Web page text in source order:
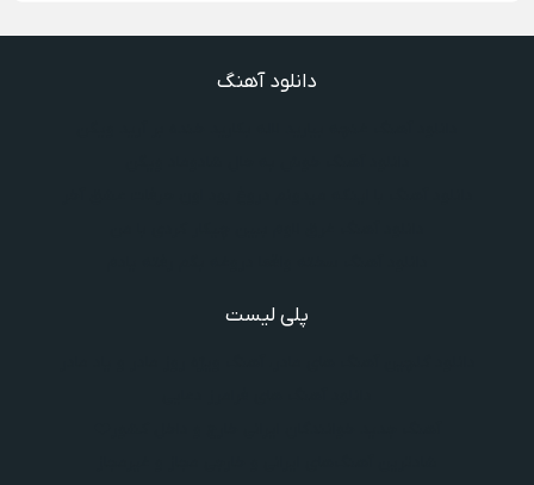
دانلود آهنگ
پلی لیست